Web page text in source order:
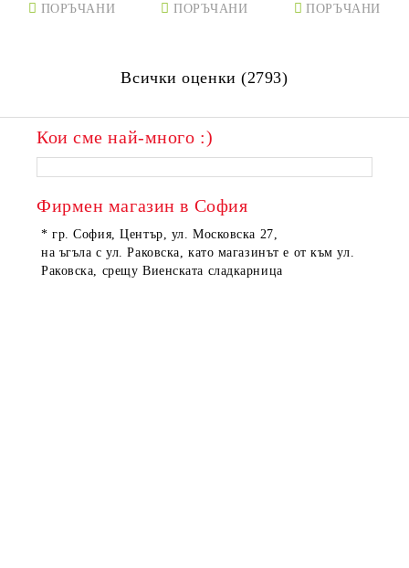
ПОРЪЧАНИ ПОРЪЧАНИ ПОРЪЧАНИ
Всички оценки (2793)
Кои сме най-много :)
Фирмен магазин в София
* гр. София, Център, ул. Московска 27,
на ъгъла с ул. Раковска, като магазинът е от към ул.
Раковска, срещу Виенската сладкарница